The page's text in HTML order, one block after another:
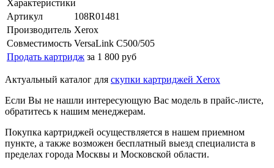
Характеристики
Артикул
108R01481
Производитель Xerox
Совместимость VersaLink C500/505
Продать картридж за 1 800 руб
Актуальный каталог для скупки картриджей Xerox
Если Вы не нашли интересующую Вас модель в прайс-листе,
обратитесь к нашим менеджерам.
Покупка картриджей осуществляется в нашем приемном
пункте, а также возможен бесплатный выезд специалиста в
пределах города Москвы и Московской области.